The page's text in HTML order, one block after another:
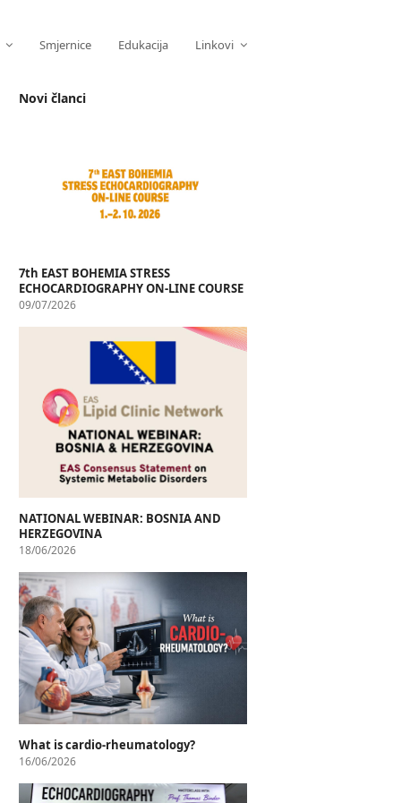
Smjernice Edukacija Linkovi
Novi članci
7th EAST BOHEMIA STRESS
ECHOCARDIOGRAPHY ON-LINE COURSE
09/07/2026
NATIONAL WEBINAR: BOSNIA AND
HERZEGOVINA
18/06/2026
What is cardio-rheumatology?
16/06/2026